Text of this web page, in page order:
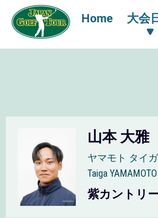
Home 大会
山本 大雅
ヤマモト タイガ
Taiga YAMAMOTO
紫カントリ